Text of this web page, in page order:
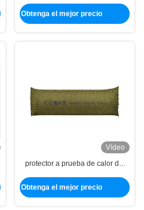
favorables al medio ambiente
Obtenga el mejor precio
Vídeo
protector a prueba de calor del
abrigo automotriz del telar de
alambre de la armadura apretada
Obtenga el mejor precio